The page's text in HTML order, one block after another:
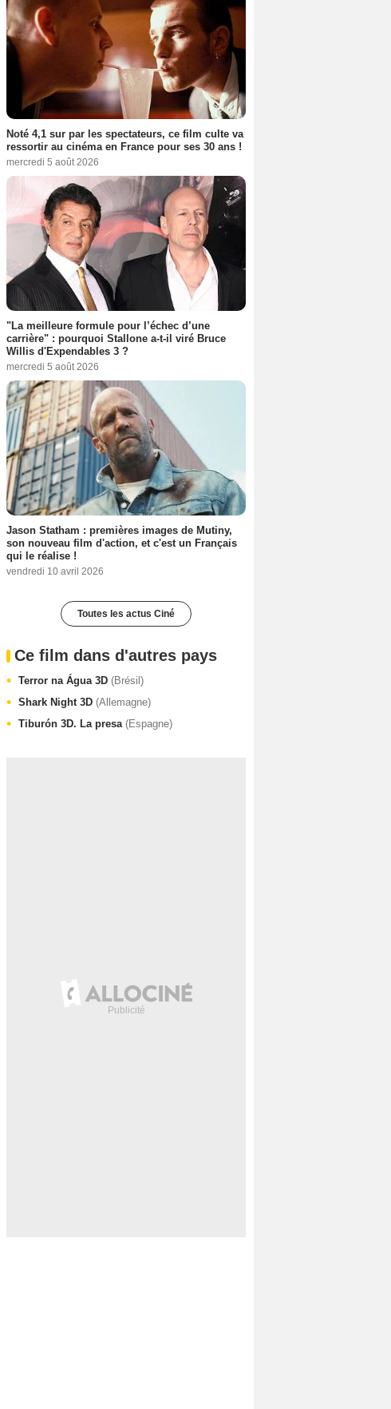
Noté 4,1 sur par les spectateurs, ce film culte va
ressortir au cinéma en France pour ses 30 ans !
mercredi 5 août 2026
"La meilleure formule pour l’échec d’une
carrière" : pourquoi Stallone a-t-il viré Bruce
Willis d'Expendables 3 ?
mercredi 5 août 2026
Jason Statham : premières images de Mutiny,
son nouveau film d'action, et c'est un Français
qui le réalise !
vendredi 10 avril 2026
Toutes les actus Ciné
Ce film dans d'autres pays
Terror na Água 3D (Brésil)
Shark Night 3D (Allemagne)
Tiburón 3D. La presa (Espagne)